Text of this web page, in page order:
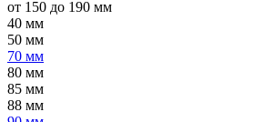
от 150 до 190 мм
40 мм
50 мм
70 мм
80 мм
85 мм
88 мм